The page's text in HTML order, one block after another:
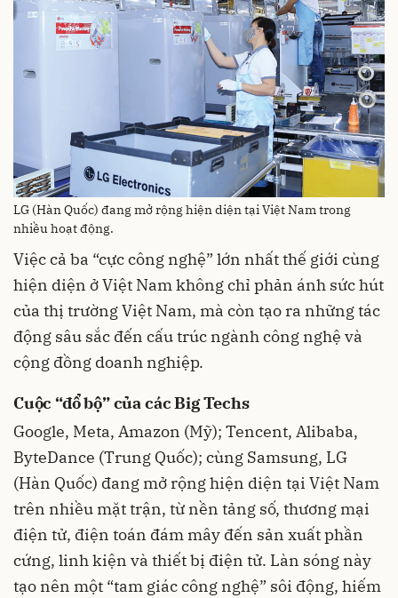
LG (Hàn Quốc) đang mở rộng hiện diện tại Việt Nam trong
nhiều hoạt động.
Việc cả ba “cực công nghệ” lớn nhất thế giới cùng
hiện diện ở Việt Nam không chỉ phản ánh sức hút
của thị trường Việt Nam, mà còn tạo ra những tác
động sâu sắc đến cấu trúc ngành công nghệ và
cộng đồng doanh nghiệp.
Cuộc “đổ bộ” của các Big Techs
Google, Meta, Amazon (Mỹ); Tencent, Alibaba,
ByteDance (Trung Quốc); cùng Samsung, LG
(Hàn Quốc) đang mở rộng hiện diện tại Việt Nam
trên nhiều mặt trận, từ nền tảng số, thương mại
điện tử, điện toán đám mây đến sản xuất phần
cứng, linh kiện và thiết bị điện tử. Làn sóng này
tạo nên một “tam giác công nghệ” sôi động, hiếm